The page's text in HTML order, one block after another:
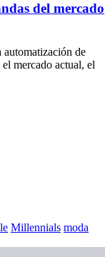
del mercado
de
mercado actual, el
Millennials moda